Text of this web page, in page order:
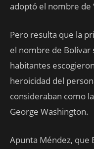
adoptó el nombre de
Pero resulta que la
el nombre de Bolívar
habitantes
heroicidad del
consideraban como
George Washington.
Apunta Méndez, que